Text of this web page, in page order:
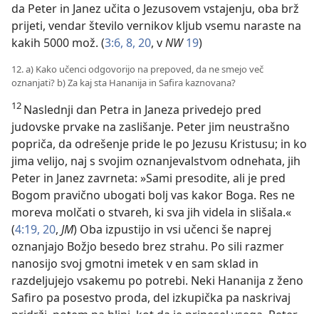
da Peter in Janez učita o Jezusovem vstajenju, oba brž
prijeti, vendar število vernikov kljub vsemu naraste na
kakih 5000 mož. (3:6, 8, 20, vNW19)
12. a) Kako učenci odgovorijo na prepoved, da ne smejo več
oznanjati? b) Za kaj sta Hananija in Safira kaznovana?
12 Naslednji dan Petra in Janeza privedejo pred
judovske prvake na zaslišanje. Peter jim neustrašno
popriča, da odrešenje pride le po Jezusu Kristusu; in ko
jima velijo, naj s svojim oznanjevalstvom odnehata, jih
Peter in Janez zavrneta: »Sami presodite, ali je pred
Bogom pravično ubogati bolj vas kakor Boga. Res ne
moreva molčati o stvareh, ki sva jih videla in slišala.«
(4:19, 20, JM) Oba izpustijo in vsi učenci še naprej
oznanjajo Božjo besedo brez strahu. Po sili razmer
nanosijo svoj gmotni imetek v en sam sklad in
razdeljujejo vsakemu po potrebi. Neki Hananija z ženo
Safiro pa posestvo proda, del izkupička pa naskrivaj